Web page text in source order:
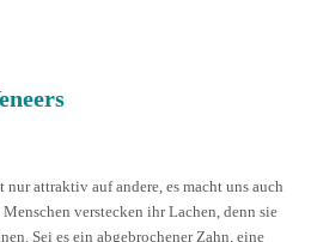
attraktiv auf andere, es macht uns auch
verstecken ihr Lachen, denn sie
Sei es ein abgebrochener Zahn, eine